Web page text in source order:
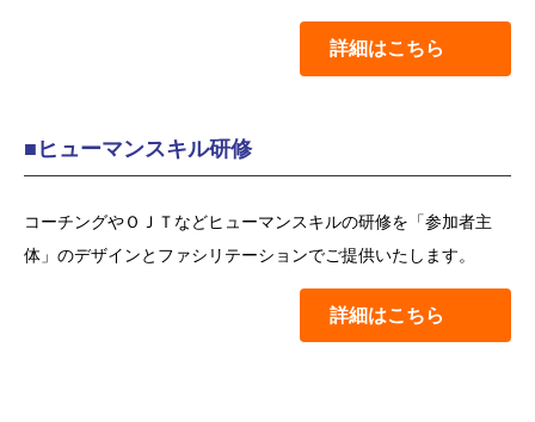
詳細はこちら
■ヒューマンスキル研修
コーチングやＯＪＴなどヒューマンスキルの研修を「参加者主
体」のデザインとファシリテーションでご提供いたします。
詳細はこちら